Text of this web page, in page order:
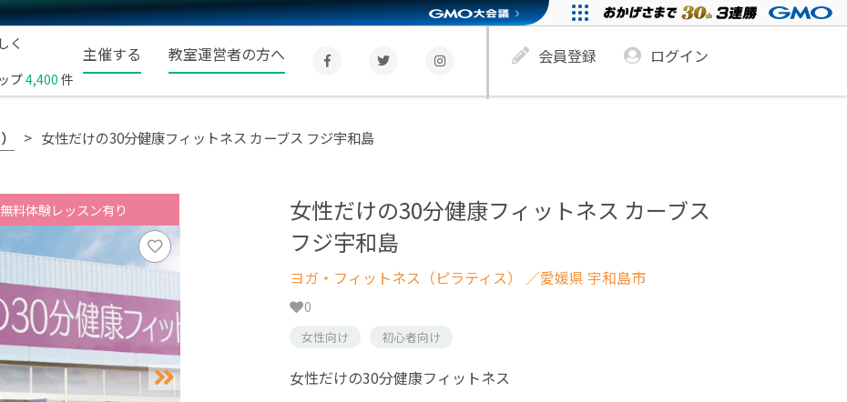
く
プ4,400 件
主催する 教室運営者の方へ 会員登録 ログイン
女性だけの30分健康フィットネス カーブス フジ宇和島
無料体験レッスン有り
女性だけの30分健康フィットネス カーブス
フジ宇和島
ヨガ・フィットネス（ピラティス） ／愛媛県 宇和島市
0
女性向け 初心者向け
女性だけの30分健康フィットネス